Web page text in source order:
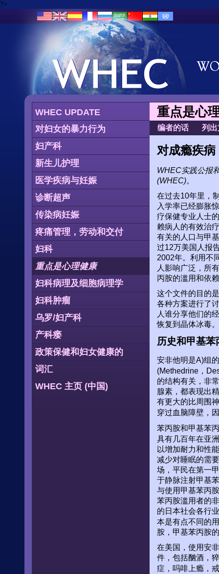
?>
WHEC UPDATE
对妇女的暴力行为
妇产科
新生儿护理
医学疾病与妊娠
诊断超声
传染病妊娠
疼痛管理，劳动和交付
妇科
重点是心理健康
妇科病理及细胞病理学
妇科肿瘤
乌罗/妇产科
产科瘘
政策保健和妇女健康的
词汇
WHEC 主页 (中国)
重点是心
编者的话 列
对成瘾疾
WHEC实践公报
(WHEC)。
在过去10年里，
入学率已经膨胀
疗保健专业人士
赖病人的有效治
有关的人口与甲
过12万美国人报
2002年。利用不
人影响广泛，所
丙胺的滥用和依
这个文件的目的
各种方案进行了
人谁分享他们的
恢复到晶体冰毒
历史和甲基
安非他明是A)组
(Methedrine，
的结构有关，非
腺素，都表现出
有更大的比周围
穿过血脑障壁，
苯丙胺和甲基苯
具有几百年在亚洲
以增加耐力和性
减少对睡眠的需
场，平民在第一
于静脉注射甲基
与使用甲基苯丙
苯丙胺滥用者的
的日本社会各行
本是有点不同的
胺，甲基苯丙胺
在美国，使用安
件，包括酗酒，
症，吗啡上瘾，